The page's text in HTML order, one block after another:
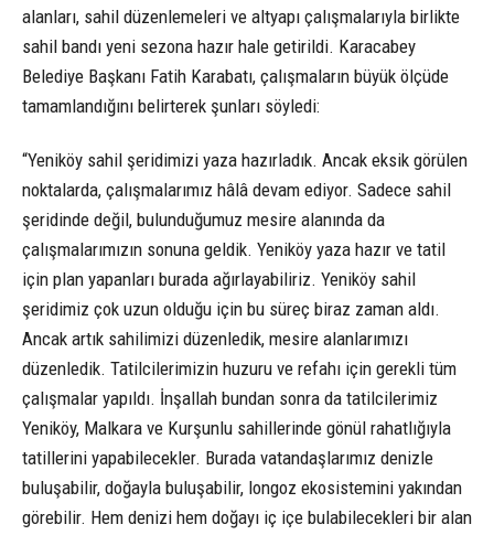
alanları, sahil düzenlemeleri ve altyapı çalışmalarıyla birlikte
sahil bandı yeni sezona hazır hale getirildi. Karacabey
Belediye Başkanı Fatih Karabatı, çalışmaların büyük ölçüde
tamamlandığını belirterek şunları söyledi:
“Yeniköy sahil şeridimizi yaza hazırladık. Ancak eksik görülen
noktalarda, çalışmalarımız hâlâ devam ediyor. Sadece sahil
şeridinde değil, bulunduğumuz mesire alanında da
çalışmalarımızın sonuna geldik. Yeniköy yaza hazır ve tatil
için plan yapanları burada ağırlayabiliriz. Yeniköy sahil
şeridimiz çok uzun olduğu için bu süreç biraz zaman aldı.
Ancak artık sahilimizi düzenledik, mesire alanlarımızı
düzenledik. Tatilcilerimizin huzuru ve refahı için gerekli tüm
çalışmalar yapıldı. İnşallah bundan sonra da tatilcilerimiz
Yeniköy, Malkara ve Kurşunlu sahillerinde gönül rahatlığıyla
tatillerini yapabilecekler. Burada vatandaşlarımız denizle
buluşabilir, doğayla buluşabilir, longoz ekosistemini yakından
görebilir. Hem denizi hem doğayı iç içe bulabilecekleri bir alan